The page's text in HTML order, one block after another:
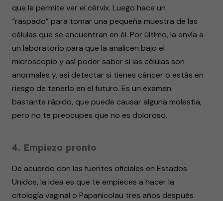
que le permite ver el cérvix. Luego hace un
“raspado” para tomar una pequeña muestra de las
células que se encuentran en él. Por último, la envía a
un laboratorio para que la analicen bajo el
microscopio y así poder saber si las células son
anormales y, así detectar si tienes cáncer o estás en
riesgo de tenerlo en el futuro. Es un examen
bastante rápido, que puede causar alguna molestia,
pero no te preocupes que no es doloroso.
4. Empieza pronto
De acuerdo con las fuentes oficiales en Estados
Unidos, la idea es que te empieces a hacer la
citología vaginal o Papanicolau tres años después